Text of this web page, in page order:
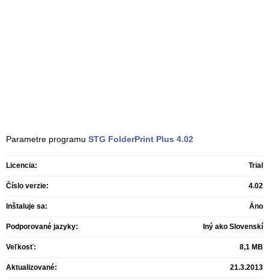
Parametre programu STG FolderPrint Plus 4.02
Licencia: Trial
Číslo verzie: 4.02
Inštaluje sa: Áno
Podporované jazyky: Iný ako Slovenskí
Veľkosť: 8,1 MB
Aktualizované: 21.3.2013